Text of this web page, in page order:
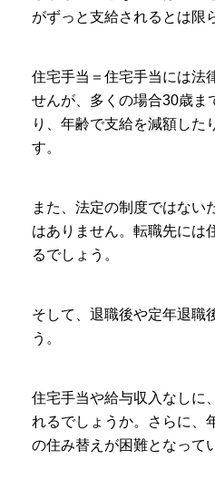
がずっと支給されるとは限
住宅手当＝住宅手当には法
せんが、多くの場合30歳ま
り、年齢で支給を減額した
す。
また、法定の制度ではない
はありません。転職先には
るでしょう。
そして、退職後や定年退職
う。
住宅手当や給与収入なしに
れるでしょうか。さらに、
の住み替えが困難となって